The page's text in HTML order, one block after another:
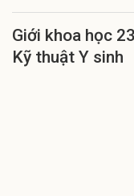
Giới khoa học
Kỹ thuật Y sinh